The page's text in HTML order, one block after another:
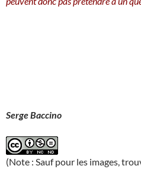
Serge Baccino
(Note : Sauf pour les images,